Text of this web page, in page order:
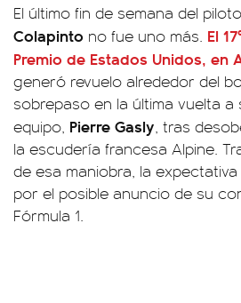
El último fin de semana del
Colapinto no fue uno más. El
Premio de Estados Unidos, en
generó revuelo alrededor del
sobrepaso en la última vuelta
equipo, Pierre Gasly, tras
la escudería francesa Alpine.
de esa maniobra, la
por el posible anuncio de su
Fórmula 1.